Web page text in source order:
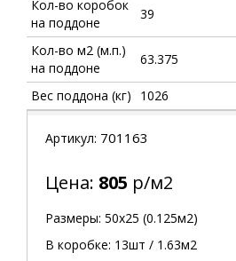
Кол-во коробок
на поддоне
39
Кол-во м2 (м.п.)
на поддоне
63.375
Вес поддона (кг) 1026
Артикул: 701163
Цена: 805 р/м2
Размеры: 50х25 (0.125м2)
В коробке: 13шт / 1.63м2